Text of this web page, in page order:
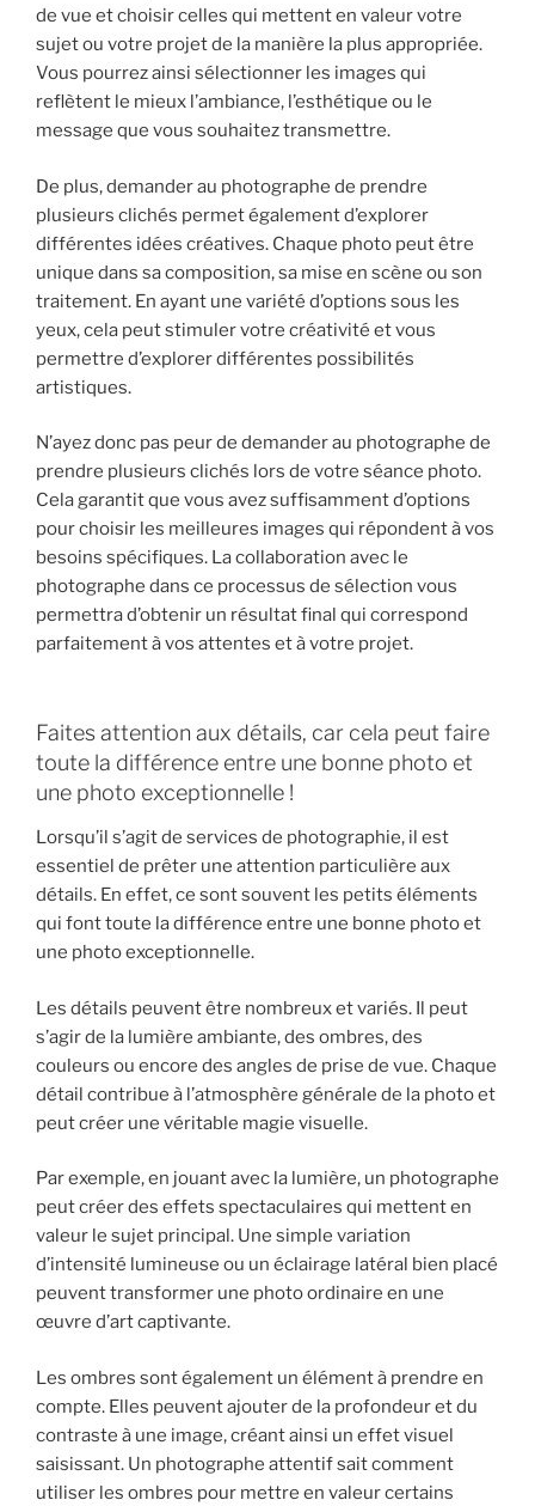
de vue et choisir celles qui mettent en valeur votre
sujet ou votre projet de la manière la plus appropriée.
Vous pourrez ainsi sélectionner les images qui
reflètent le mieux l’ambiance, l’esthétique ou le
message que vous souhaitez transmettre.
De plus, demander au photographe de prendre
plusieurs clichés permet également d’explorer
différentes idées créatives. Chaque photo peut être
unique dans sa composition, sa mise en scène ou son
traitement. En ayant une variété d’options sous les
yeux, cela peut stimuler votre créativité et vous
permettre d’explorer différentes possibilités
artistiques.
N’ayez donc pas peur de demander au photographe de
prendre plusieurs clichés lors de votre séance photo.
Cela garantit que vous avez suffisamment d’options
pour choisir les meilleures images qui répondent à vos
besoins spécifiques. La collaboration avec le
photographe dans ce processus de sélection vous
permettra d’obtenir un résultat final qui correspond
parfaitement à vos attentes et à votre projet.
Faites attention aux détails, car cela peut faire
toute la différence entre une bonne photo et
une photo exceptionnelle !
Lorsqu’il s’agit de services de photographie, il est
essentiel de prêter une attention particulière aux
détails. En effet, ce sont souvent les petits éléments
qui font toute la différence entre une bonne photo et
une photo exceptionnelle.
Les détails peuvent être nombreux et variés. Il peut
s’agir de la lumière ambiante, des ombres, des
couleurs ou encore des angles de prise de vue. Chaque
détail contribue à l’atmosphère générale de la photo et
peut créer une véritable magie visuelle.
Par exemple, en jouant avec la lumière, un photographe
peut créer des effets spectaculaires qui mettent en
valeur le sujet principal. Une simple variation
d’intensité lumineuse ou un éclairage latéral bien placé
peuvent transformer une photo ordinaire en une
œuvre d’art captivante.
Les ombres sont également un élément à prendre en
compte. Elles peuvent ajouter de la profondeur et du
contraste à une image, créant ainsi un effet visuel
saisissant. Un photographe attentif sait comment
utiliser les ombres pour mettre en valeur certains